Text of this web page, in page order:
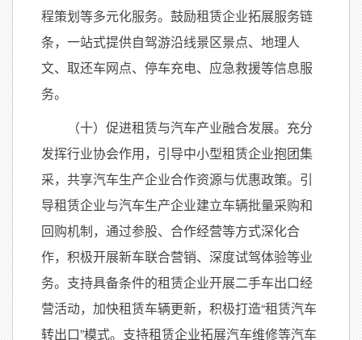
程策划等多元化服务。鼓励租赁企业拓展服务链
条，一站式提供自驾游沿线景区景点、地理人
文、取还车网点、停车充电、应急救援等信息服
务。
（十）促进租赁与汽车产业融合发展。充分
发挥行业协会作用，引导中小型租赁企业抱团集
采，共享汽车生产企业合作资源与优惠政策。引
导租赁企业与汽车生产企业建立车辆批量采购和
回购机制，通过参股、合作经营等方式深化合
作，积极开展新车联合营销、深度试驾体验等业
务。支持具备条件的租赁企业开展二手车出口经
营活动，加快租赁车辆更新，积极打造“租赁汽车
转出口”模式。支持租赁企业拓展汽车维修等汽车